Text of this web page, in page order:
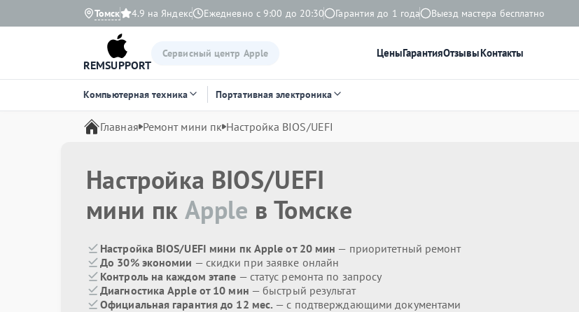
Томск 4.9 на Яндекс Ежедневно с 9:00 до 20:30 Гарантия до 1 года Выезд мастера бесплатно
REMSUPPORT
Сервисный центр Apple ЦеныГарантияОтзывыКонтакты
Компьютерная техника Портативная электроника
Главная Ремонт мини пк Настройка BIOS/UEFI
Настройка BIOS/UEFI
мини пк Apple в Томске
Настройка BIOS/UEFI мини пк Apple от 20 мин — приоритетный ремонт
До 30% экономии — скидки при заявке онлайн
Контроль на каждом этапе — статус ремонта по запросу
Диагностика Apple от 10 мин — быстрый результат
Официальная гарантия до 12 мес. — с подтверждающими документами